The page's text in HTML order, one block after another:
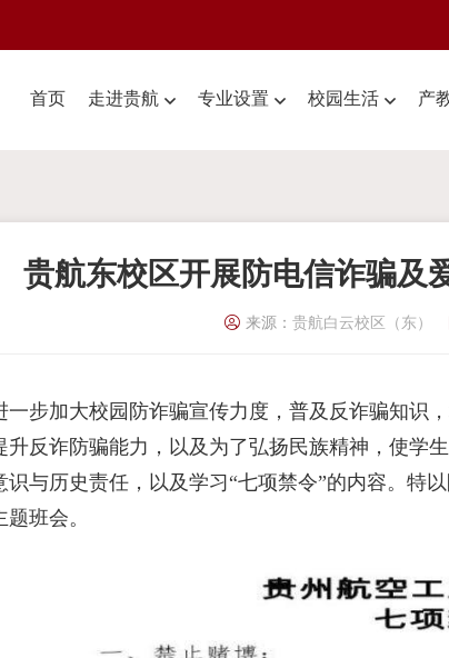
首页 走进贵航 专业设置 校园生活 产
贵航东校区开展防电信诈骗及
来源： 贵航白云校区（东）
一步加大校园防诈骗宣传力度，普及反诈骗知识
升反诈防骗能力，以及为了弘扬民族精神，使学
识与历史责任，以及学习“七项禁令”的内容。特
题班会。